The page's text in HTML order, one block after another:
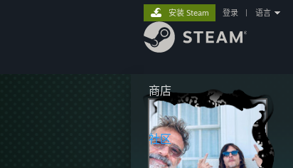
商店
社区
安装 Steam 登录 语言